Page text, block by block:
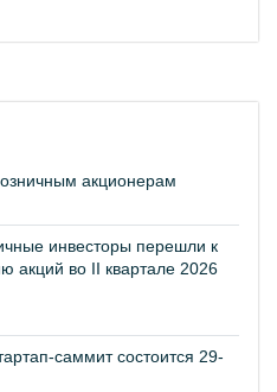
акционерам
инвесторы перешли к
акций во II квартале 2026
саммит состоится 29-